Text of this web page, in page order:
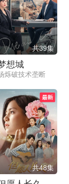
共39集
想城
烁破技术垄断
共48集